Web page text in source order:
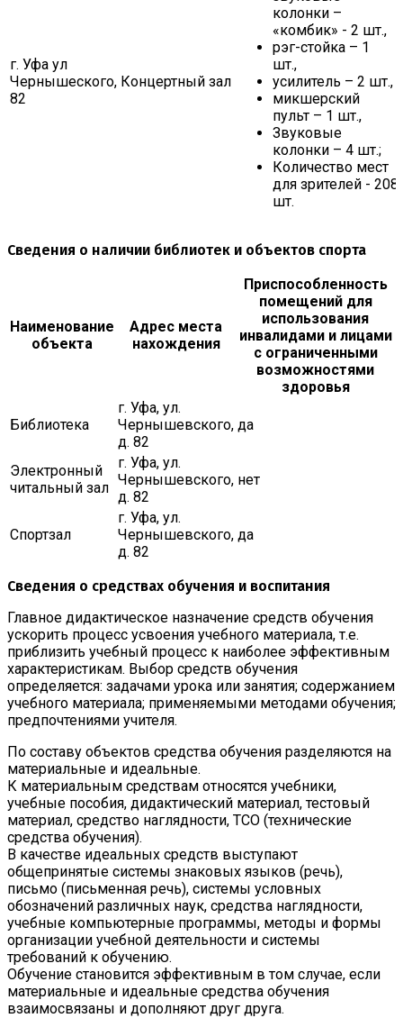
г. Уфа ул
Чернышеского,
82
Концертный зал
колонки –
«комбик» - 2 шт.,
рэг-стойка – 1
шт.,
усилитель – 2 шт.,
микшерский
пульт – 1 шт.,
Звуковые
колонки – 4 шт.;
Количество мест
для зрителей - 208
шт.
Сведения о наличии библиотек и объектов спорта
Наименование
объекта
Адрес места
нахождения
Приспособленность
помещений для
использования
инвалидами и лицами
с ограниченными
возможностями
здоровья
Библиотека
г. Уфа, ул.
Чернышевского,
д. 82
да
Электронный
читальный зал
г. Уфа, ул.
Чернышевского,
д. 82
нет
Спортзал
г. Уфа, ул.
Чернышевского,
д. 82
да
Сведения о средствах обучения и воспитания
Главное дидактическое назначение средств обучения
ускорить процесс усвоения учебного материала, т.е.
приблизить учебный процесс к наиболее эффективным
характеристикам. Выбор средств обучения
определяется: задачами урока или занятия; содержанием
учебного материала; применяемыми методами обучения;
предпочтениями учителя.
По составу объектов средства обучения разделяются на
материальные и идеальные.
К материальным средствам относятся учебники,
учебные пособия, дидактический материал, тестовый
материал, средство наглядности, ТСО (технические
средства обучения).
В качестве идеальных средств выступают
общепринятые системы знаковых языков (речь),
письмо (письменная речь), системы условных
обозначений различных наук, средства наглядности,
учебные компьютерные программы, методы и формы
организации учебной деятельности и системы
требований к обучению.
Обучение становится эффективным в том случае, если
материальные и идеальные средства обучения
взаимосвязаны и дополняют друг друга.